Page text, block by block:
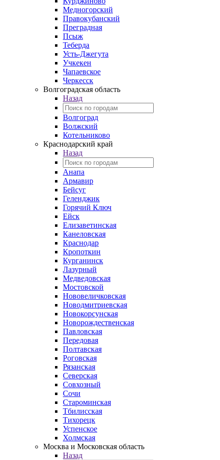
Медногорский
Правокубанский
Преградная
Псыж
Теберда
Усть-Джегута
Учкекен
Чапаевское
Черкесск
Волгоградская область
Назад
Волгоград
Волжский
Котельниково
Краснодарский край
Назад
Анапа
Армавир
Бейсуг
Геленджик
Горячий Ключ
Ейск
Елизаветинская
Канеловская
Краснодар
Кропоткин
Курганинск
Лазурный
Медведовская
Мостовской
Нововеличковская
Новодмитриевская
Новокорсунская
Новорождественская
Павловская
Передовая
Полтавская
Роговская
Рязанская
Северская
Совхозный
Сочи
Староминская
Тбилисская
Тихорецк
Успенское
Холмская
Москва и Московская область
Назад